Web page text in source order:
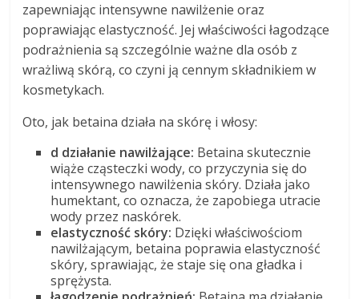
zapewniając intensywne nawilżenie oraz
poprawiając elastyczność. Jej właściwości łagodzące
podrażnienia są szczególnie ważne dla osób z
wrażliwą skórą, co czyni ją cennym składnikiem w
kosmetykach.
Oto, jak betaina działa na skórę i włosy:
d działanie nawilżające: Betaina skutecznie
wiąże cząsteczki wody, co przyczynia się do
intensywnego nawilżenia skóry. Działa jako
humektant, co oznacza, że zapobiega utracie
wody przez naskórek.
elastyczność skóry: Dzięki właściwościom
nawilżającym, betaina poprawia elastyczność
skóry, sprawiając, że staje się ona gładka i
sprężysta.